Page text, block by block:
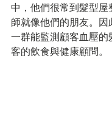
中，他們很常到髮型屋
師就像他們的朋友。
一群能監測顧客血壓
客的飲食與健康顧問。